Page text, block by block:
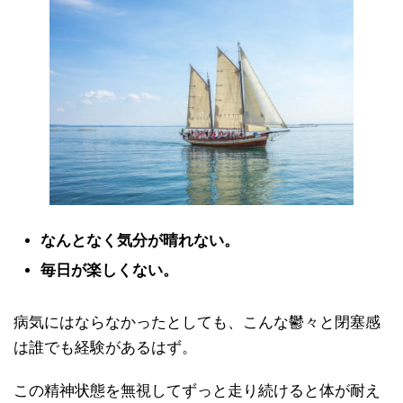
なんとなく気分が晴れない。
毎日が楽しくない。
病気にはならなかったとしても、こんな鬱々と閉塞感
は誰でも経験があるはず。
この精神状態を無視してずっと走り続けると体が耐え